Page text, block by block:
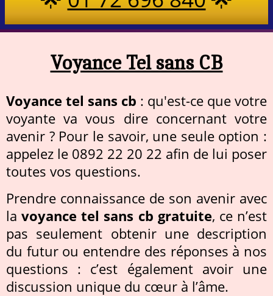
Voyance Tel sans CB
Voyance tel sans cb : qu'est-ce que votre
voyante va vous dire concernant votre
avenir ? Pour le savoir, une seule option :
appelez le 0892 22 20 22 afin de lui poser
toutes vos questions.
Prendre connaissance de son avenir avec
lavoyance tel sans cb gratuite, ce n’est
pas seulement obtenir une description
du futur ou entendre des réponses à nos
questions : c’est également avoir une
discussion unique du cœur à l’âme.